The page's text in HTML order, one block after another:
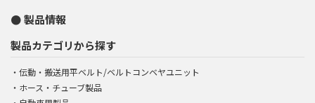
製品情報
製品カテゴリから探す
伝動・搬送用平ベルト/ベルトコンベヤユニット
ホース・チューブ製品